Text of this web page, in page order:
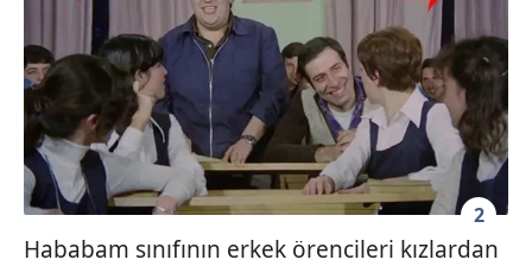
2
Hababam sınıfının erkek örencileri kızlardan